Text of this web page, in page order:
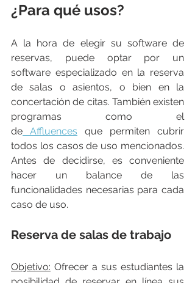
¿Para qué usos?
A la hora de elegir su software de
reservas, puede optar por un
software especializado en la reserva
de salas o asientos, o bien en la
concertación de citas. También existen
programas como el
de Affluences que permiten cubrir
todos los casos de uso mencionados.
Antes de decidirse, es conveniente
hacer un balance de las
funcionalidades necesarias para cada
caso de uso.
Reserva de salas de trabajo
Objetivo: Ofrecer a sus estudiantes la